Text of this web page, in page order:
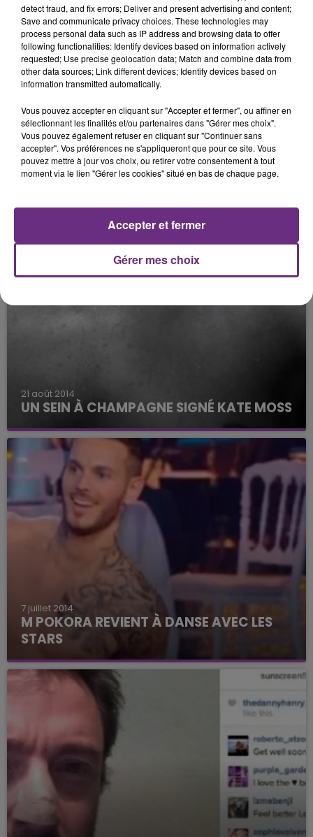
30 septembre 2014
UN CHAMPAGNE AXONAIS AU MARIAGE
DE GEORGE CLOONEY.
21 août 2014
UN SEIN À CHAMPAGNE SIGNÉ KATE MOSS
7 juillet 2014
M POKORA REVIENT À DANSE AVEC LES
STARS
detect fraud, and fix errors; Deliver and present advertising and content;
Save and communicate privacy choices. These technologies may
process personal data such as IP address and browsing data to offer
following functionalities: Identify devices based on information actively
requested; Use precise geolocation data; Match and combine data from
other data sources; Link different devices; Identify devices based on
information transmitted automatically.
Vous pouvez accepter en cliquant sur "Accepter et fermer", ou affiner en
sélectionnant les finalités et/ou partenaires dans "Gérer mes choix".
Vous pouvez également refuser en cliquant sur "Continuer sans
accepter". Vos préférences ne s'appliqueront que pour ce site. Vous
pouvez mettre à jour vos choix, ou retirer votre consentement à tout
moment via le lien "Gérer les cookies" situé en bas de chaque page.
Gérer mes choix
Accepter et fermer